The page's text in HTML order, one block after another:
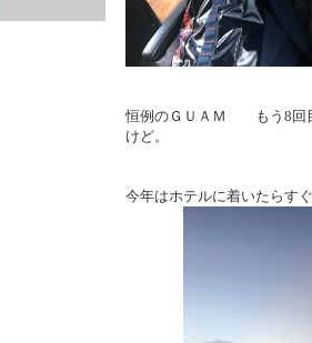
恒例のＧＵＡＭ もう8回
けど。
今年はホテルに着いたら